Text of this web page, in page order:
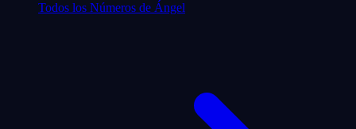
Todos los Números de Ángel